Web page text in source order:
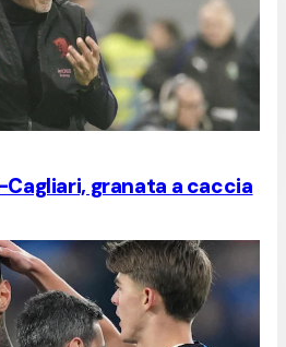
granata a caccia